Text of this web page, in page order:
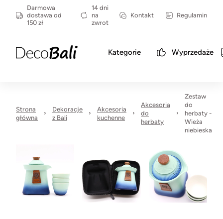
Darmowa
dostawa od
150 zł
14 dni
na
zwrot
Kontakt Regulamin
Kategorie Wyprzedaże
Strona
główna
Dekoracje
z Bali
Akcesoria
kuchenne
Akcesoria
do
herbaty
Zestaw
do
herbaty -
Wieża
niebieska